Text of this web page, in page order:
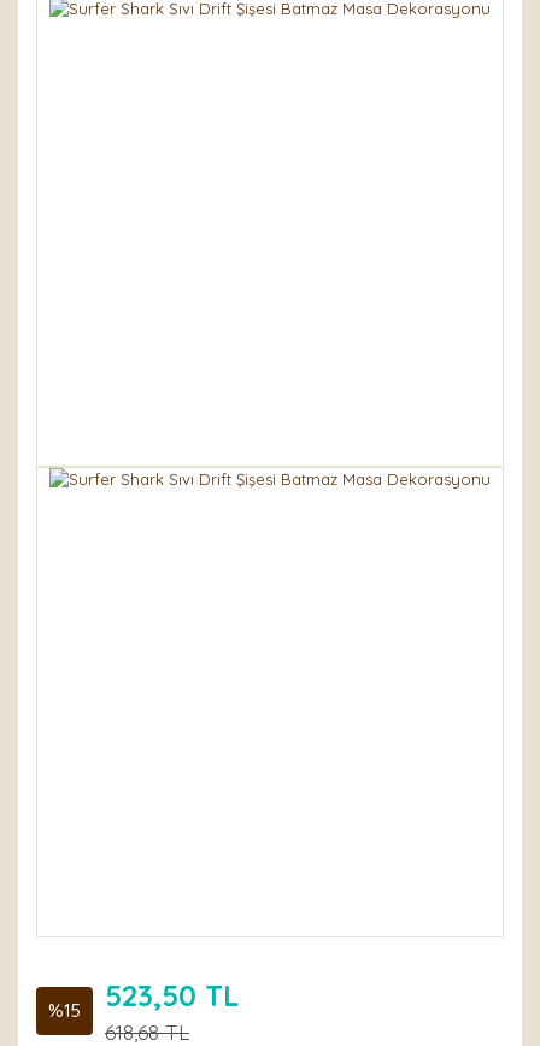
%15 523,50 TL
618,68 TL